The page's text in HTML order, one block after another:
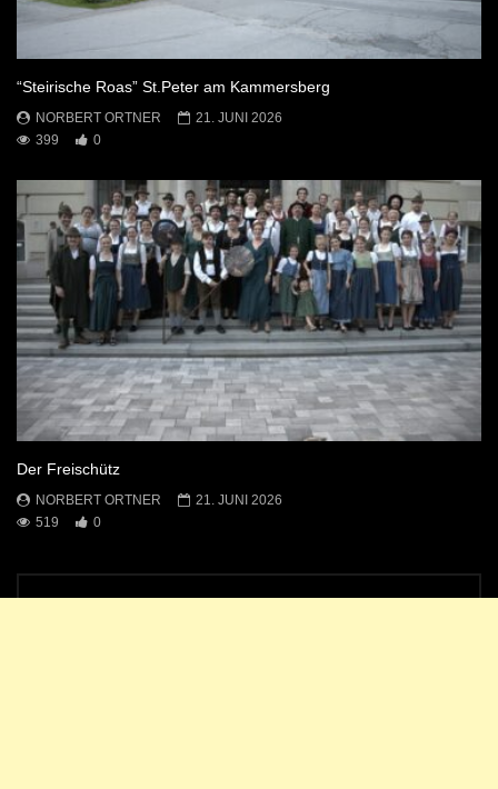
“Steirische Roas” St.Peter am Kammersberg
NORBERT ORTNER
21. JUNI 2026
399
0
Der Freischütz
NORBERT ORTNER
21. JUNI 2026
519
0